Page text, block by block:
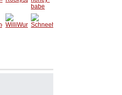
Rocky3
285
honey-
babe